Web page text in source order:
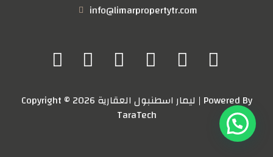
info@limarpropertytr.com
Copyright © 2026 ليمار اسطنبول العقارية | Powered By
TaraTech